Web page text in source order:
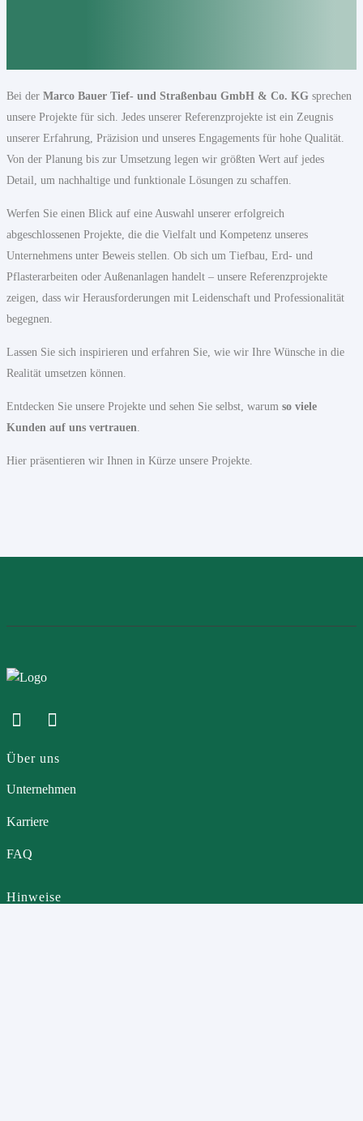
Bei der Marco Bauer Tief- und Straßenbau GmbH & Co. KG sprechen
unsere Projekte für sich. Jedes unserer Referenzprojekte ist ein Zeugnis
unserer Erfahrung, Präzision und unseres Engagements für hohe Qualität.
Von der Planung bis zur Umsetzung legen wir größten Wert auf jedes
Detail, um nachhaltige und funktionale Lösungen zu schaffen.
Werfen Sie einen Blick auf eine Auswahl unserer erfolgreich
abgeschlossenen Projekte, die die Vielfalt und Kompetenz unseres
Unternehmens unter Beweis stellen. Ob sich um Tiefbau, Erd- und
Pflasterarbeiten oder Außenanlagen handelt – unsere Referenzprojekte
zeigen, dass wir Herausforderungen mit Leidenschaft und Professionalität
begegnen.
Lassen Sie sich inspirieren und erfahren Sie, wie wir Ihre Wünsche in die
Realität umsetzen können.
Entdecken Sie unsere Projekte und sehen Sie selbst, warum so viele
Kunden auf uns vertrauen
Hier präsentieren wir Ihnen in Kürze unsere Projekte.
Über uns
Unternehmen
Karriere
FAQ
Hinweise